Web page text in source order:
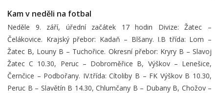
Kam v neděli na fotbal
Neděle 9. září, úřední začátek 17 hodin Divize: Žatec –
Čelákovice. Krajský přebor: Kadaň – Blšany. I.B třída: Lom –
Žatec B, Louny B – Tuchořice. Okresní přebor: Kryry B – Slavoj
Žatec C 10.30, Peruc – Dobroměřice B, Výškov – Lenešice,
Černčice – Podbořany. IV.třída: Cítoliby B – FK Výškov B 10.30,
Peruc B – Slavětín B 14.30, Chlumčany B – Dubany B, Chožov –